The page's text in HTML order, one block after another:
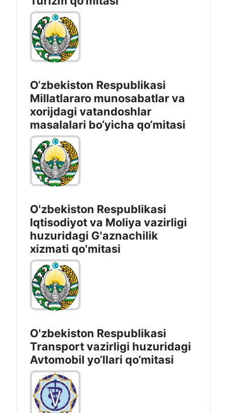
O‘zbekiston Respublikasi
Millatlararo munosabatlar va
xorijdagi vatandoshlar
masalalari bo‘yicha qo‘mitasi
O'zbekiston Respublikasi
Iqtisodiyot vа Moliya vazirligi
huzuridagi G'aznachilik
xizmati qo'mitasi
O'zbekiston Respublikasi
Transport vazirligi huzuridagi
Avtomobil yo‘llari qo‘mitasi